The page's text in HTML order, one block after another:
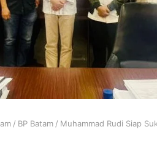
/ BP Batam / Muhammad Rudi Siap